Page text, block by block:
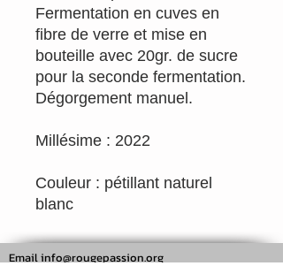
Fermentation en cuves en
fibre de verre et mise en
bouteille avec 20gr. de sucre
pour la seconde fermentation.
Dégorgement manuel.
Millésime : 2022
Couleur : pétillant naturel
blanc
Emailinfo@rougepassion.org